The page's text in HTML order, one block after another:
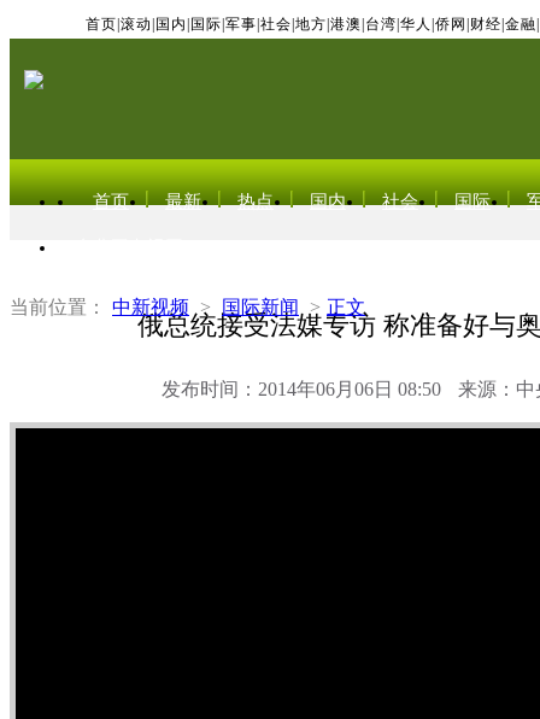
首页 滚动 国内 国际 军事 社会 地方 港澳 台湾 华人 侨网 财经 金融
首页 最新 热点 国内 社会 国际
当前位置： 中新视频 > 国际新闻 > 正文
俄总统接受法媒专访 称准备好与
发布时间：2014年06月06日 08:50 来源：中